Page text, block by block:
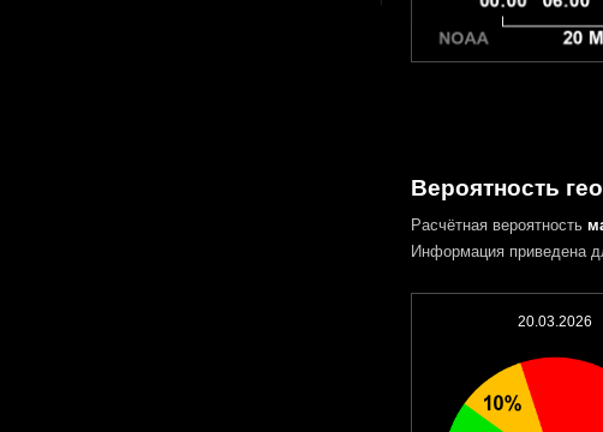
Вероятность
Расчётная вероятность
Информация приведена
20.03.2026